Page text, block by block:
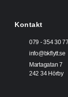
Kontakt
079 - 354 30 77
info@bkflytt.se
Martagatan 7
242 34 Hörby